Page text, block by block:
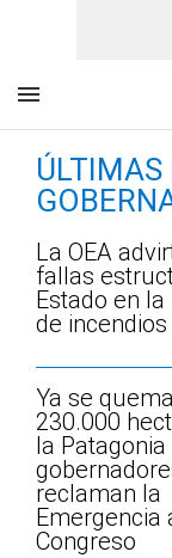
ÚLTIMAS
La OEA
fallas
Estado en
de
Ya se
230.000
la Patagonia
reclaman la
Emergencia
Congreso